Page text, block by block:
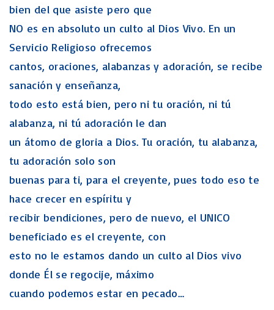
bien del que asiste pero que
NO es en absoluto un culto al Dios Vivo. En un
Servicio Religioso ofrecemos
cantos, oraciones, alabanzas y adoración, se recibe
sanación y enseñanza,
todo esto está bien, pero ni tu oración, ni tú
alabanza, ni tú adoración le dan
un átomo de gloria a Dios. Tu oración, tu alabanza,
tu adoración solo son
buenas para ti, para el creyente, pues todo eso te
hace crecer en espíritu y
recibir bendiciones, pero de nuevo, el UNICO
beneficiado es el creyente, con
esto no le estamos dando un culto al Dios vivo
donde Él se regocije, máximo
cuando podemos estar en pecado…